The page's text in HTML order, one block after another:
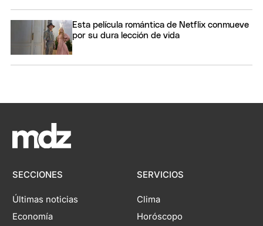
Esta película romántica de Netflix conmueve
por su dura lección de vida
SECCIONES
Últimas noticias
Economía
SERVICIOS
Clima
Horóscopo